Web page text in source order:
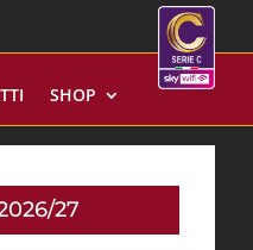
SHOP
27